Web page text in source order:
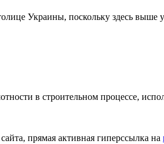
Украины, поскольку здесь выше
в строительном процессе,
прямая активная гиперссылка на